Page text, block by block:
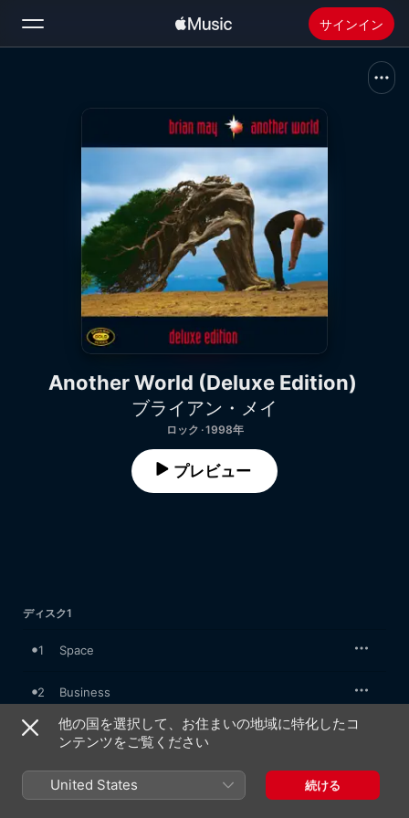
サインイン
ラジオ
Apple Musicをインストール
Another World (Deluxe Edition)
ブライアン・メイ
ロック · 1998年
プレビュー
ディスク1
1 Space
2 Business
3 China Belle
4 Why Don't We Try Again
他の国を選択して、お住まいの地域に特化したコ
ンテンツをご覧ください
United States 続ける